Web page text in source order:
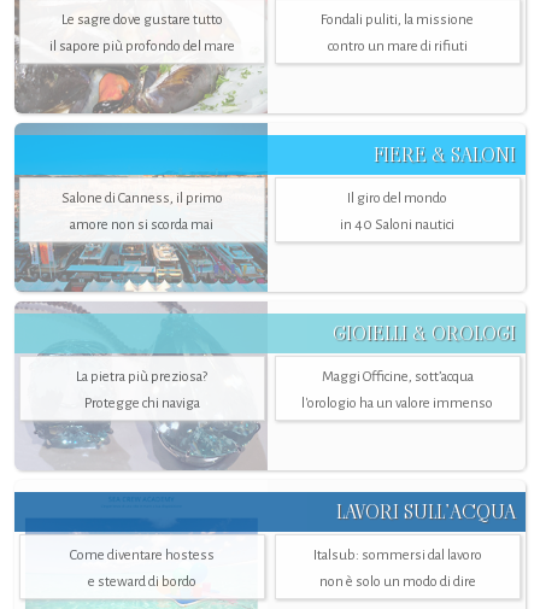
Le sagre dove gustare tutto
il sapore più profondo del mare
Fondali puliti, la missione
contro un mare di rifiuti
FIERE & SALONI
Salone di Canness, il primo
amore non si scorda mai
Il giro del mondo
in 40 Saloni nautici
GIOIELLI & OROLOGI
La pietra più preziosa?
Protegge chi naviga
Maggi Officine, sott’acqua
l'orologio ha un valore immenso
LAVORI SULL’ACQUA
Come diventare hostess
e steward di bordo
Italsub: sommersi dal lavoro
non è solo un modo di dire